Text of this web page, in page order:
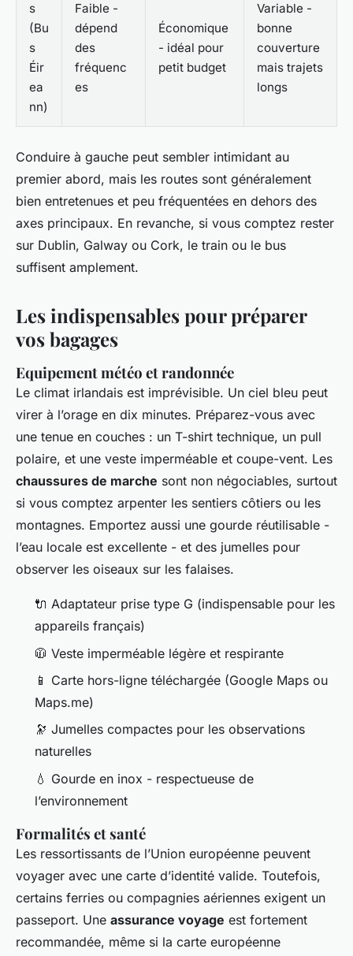
s
(Bu
s
Éir
ea
nn)
Faible -
dépend
des
fréquenc
es
Économique
- idéal pour
petit budget
Variable -
bonne
couverture
mais trajets
longs
Conduire à gauche peut sembler intimidant au
premier abord, mais les routes sont généralement
bien entretenues et peu fréquentées en dehors des
axes principaux. En revanche, si vous comptez rester
sur Dublin, Galway ou Cork, le train ou le bus
suffisent amplement.
Les indispensables pour préparer
vos bagages
Equipement météo et randonnée
Le climat irlandais est imprévisible. Un ciel bleu peut
virer à l’orage en dix minutes. Préparez-vous avec
une tenue en couches : un T-shirt technique, un pull
polaire, et une veste imperméable et coupe-vent. Les
chaussures de marche sont non négociables, surtout
si vous comptez arpenter les sentiers côtiers ou les
montagnes. Emportez aussi une gourde réutilisable -
l’eau locale est excellente - et des jumelles pour
observer les oiseaux sur les falaises.
🔌 Adaptateur prise type G (indispensable pour les
appareils français)
🧥 Veste imperméable légère et respirante
📱 Carte hors-ligne téléchargée (Google Maps ou
Maps.me)
🔭 Jumelles compactes pour les observations
naturelles
💧 Gourde en inox - respectueuse de
l’environnement
Formalités et santé
Les ressortissants de l’Union européenne peuvent
voyager avec une carte d’identité valide. Toutefois,
certains ferries ou compagnies aériennes exigent un
passeport. Une assurance voyage est fortement
recommandée, même si la carte européenne